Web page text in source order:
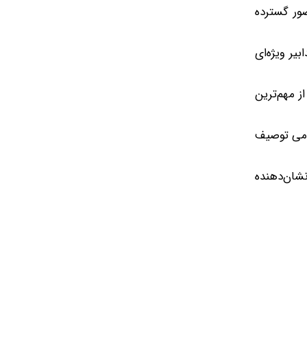
گسترده
ویژه‌ای
مهم‌ترین
توصیف
و آن را نشان‌دهنده